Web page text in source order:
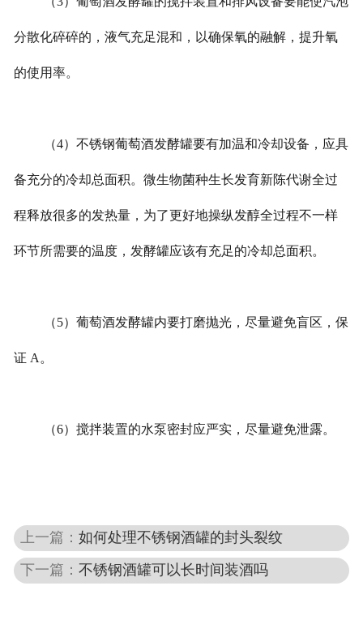
分散化碎碎的，液气充足混和，以确保氧的融解，提升氧
的使用率。
（4）不锈钢葡萄酒发酵罐要有加温和冷却设备，应具
备充分的冷却总面积。微生物菌种生长发育新陈代谢全过
程释放很多的发热量，为了更好地操纵发醇全过程不一样
环节所需要的温度，发酵罐应该有充足的冷却总面积。
（5）葡萄酒发酵罐内要打磨抛光，尽量避免盲区，保
证 A。
（6）搅拌装置的水泵密封应严实，尽量避免泄露。
上一篇：如何处理不锈钢酒罐的封头裂纹
下一篇：不锈钢酒罐可以长时间装酒吗